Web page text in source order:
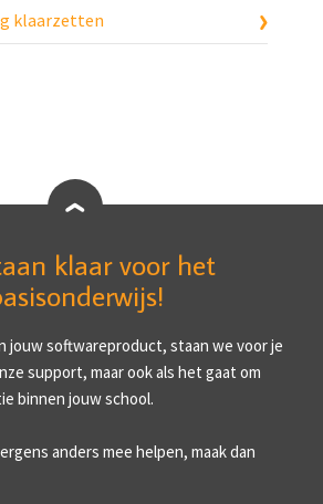
klaarzetten
klaar voor het
jouw softwareproduct, staan we voor je
support, maar ook als het gaat om
binnen jouw school.
anders mee helpen, maak dan